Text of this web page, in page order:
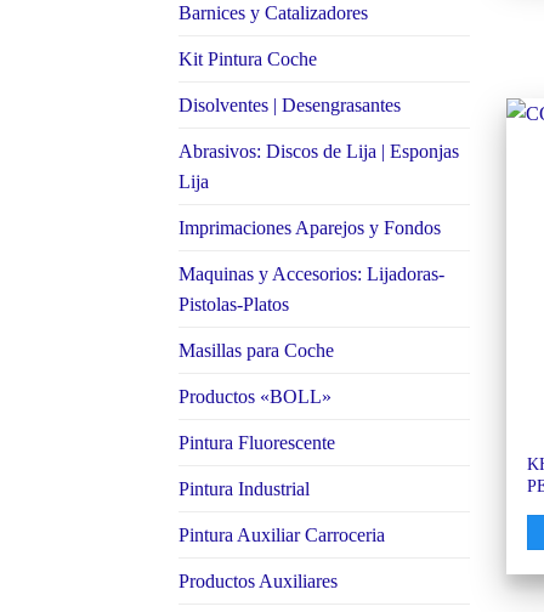
Barnices y Catalizadores
Kit Pintura Coche
Disolventes | Desengrasantes
Abrasivos: Discos de Lija | Esponjas
Lija
Imprimaciones Aparejos y Fondos
Maquinas y Accesorios: Lijadoras-
Pistolas-Platos
Masillas para Coche
Productos «BOLL»
Pintura Fluorescente
Pintura Industrial
Pintura Auxiliar Carroceria
Productos Auxiliares